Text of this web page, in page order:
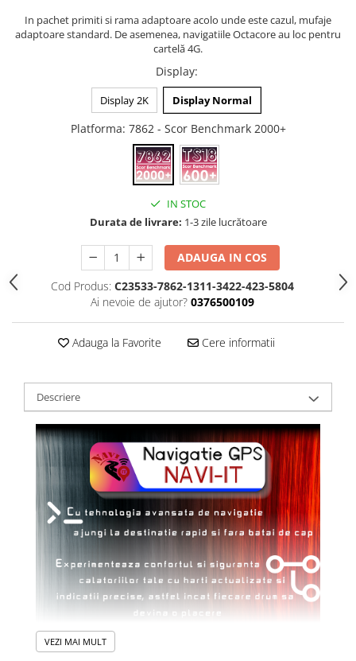
In pachet primiti si rama adaptoare acolo unde este cazul, mufaje
adaptoare standard. De asemenea, navigatiile Octacore au loc pentru
cartelă 4G.
Display:
Display 2K Display Normal
Platforma: 7862 - Scor Benchmark 2000+
IN STOC
Durata de livrare: 1-3 zile lucrătoare
ADAUGA IN COS
Cod Produs: C23533-7862-1311-3422-423-5804
Ai nevoie de ajutor? 0376500109
Adauga la Favorite Cere informatii
Descriere
VEZI MAI MULT